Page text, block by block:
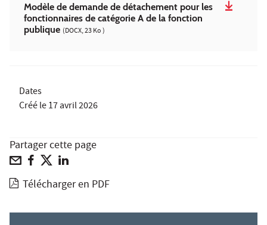
Modèle de demande de détachement pour les
fonctionnaires de catégorie A de la fonction
publique (DOCX, 23 Ko )
Dates
Créé le17 avril 2026
Partager cette page
Télécharger en PDF